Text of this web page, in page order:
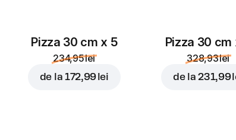
Pizza 30 cm x 5
234,95 lei
de la 172,99 lei
Pizza 30 cm
328,93 lei
de la231,99